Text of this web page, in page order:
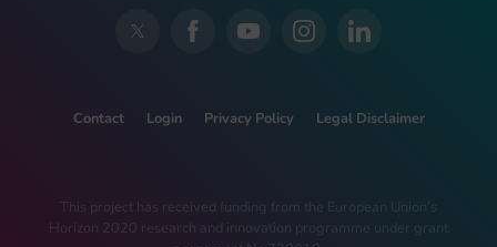
Contact Login Privacy Policy Legal Disclaimer
This project has received funding from the European Union’s
Horizon 2020 research and innovation programme under grant